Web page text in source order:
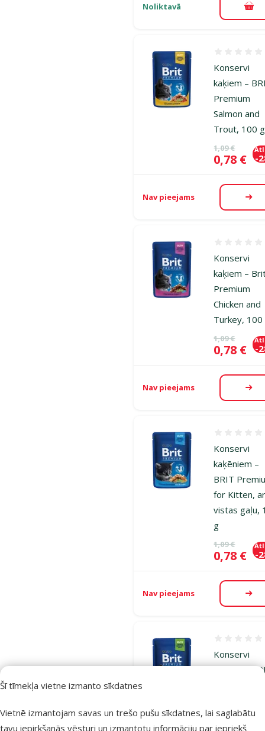
Šī tīmekļa vietne izmanto sīkdatnes
Vietnē izmantojam savas un trešo pušu sīkdatnes, lai saglabātu
tavu iepirkšanās vēsturi un izmantotu informāciju par iepriekš
Noliktavā
Konservi
kaķiem –
Premium
Salmon and
Trout, 100 g
Oriģinālā
1,09 €
Cena
0,78 € -
Nav pieejams
Konservi
kaķiem –
Premium
Chicken and
Turkey, 100
Oriģinālā
1,09 €
Cena
0,78 € -
Nav pieejams
Konservi
kaķēniem –
BRIT
for Kitten,
vistas gaļu,
g
Oriģinālā
1,09 €
Cena
0,78 € -
Nav pieejams
Konservi
kaķiem –
for